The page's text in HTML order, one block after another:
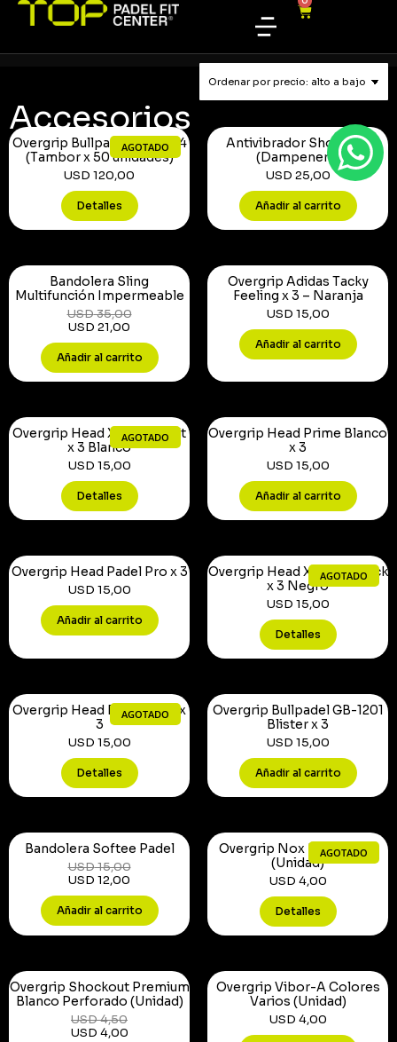
Accesorios
AGOTADO
Overgrip Bullpadel GB-1604
(Tambor x 50 unidades)
USD 120,00
Detalles
Antivibrador Shockout
(Dampeners)
USD 25,00
Añadir al carrito
Bandolera Sling
Multifunción Impermeable
USD35,00
USD 21,00
Añadir al carrito
Overgrip Adidas Tacky
Feeling x 3 – Naranja
USD 15,00
Añadir al carrito
AGOTADO
Overgrip Head Xtreme Soft
x 3 Blanco
USD 15,00
Detalles
Overgrip Head Prime Blanco
x 3
USD 15,00
Añadir al carrito
Overgrip Head Padel Pro x 3
USD 15,00
Añadir al carrito
AGOTADO
Overgrip Head Xtreme Track
x 3 Negro
USD 15,00
Detalles
AGOTADO
Overgrip Head Prime Tour x
3
USD 15,00
Detalles
Overgrip Bullpadel GB-1201
Blister x 3
USD 15,00
Añadir al carrito
Bandolera Softee Padel
USD15,00
USD 12,00
Añadir al carrito
AGOTADO
Overgrip Nox Pro Blanco
(Unidad)
USD 4,00
Detalles
Overgrip Shockout Premium
Blanco Perforado (Unidad)
USD4,50
USD 4,00
Overgrip Vibor-A Colores
Varios (Unidad)
USD 4,00